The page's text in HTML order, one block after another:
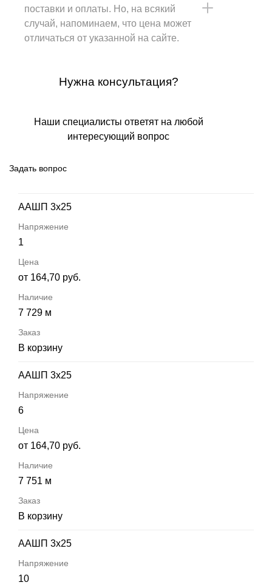
поставки и оплаты. Но, на всякий
случай, напоминаем, что цена может
отличаться от указанной на сайте.
Нужна консультация?
Наши специалисты ответят на любой
интересующий вопрос
Задать вопрос
ААШП 3х25
1
от 164,70 руб.
7 729 м
В корзину
ААШП 3х25
6
от 164,70 руб.
7 751 м
В корзину
ААШП 3х25
10